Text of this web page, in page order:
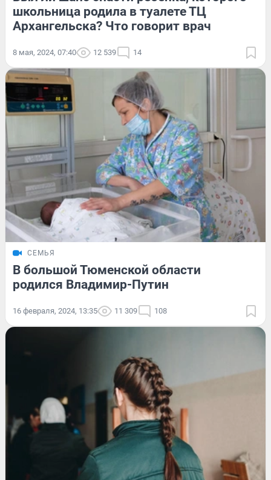
школьница родила в туалете ТЦ
Архангельска? Что говорит врач
8 мая, 2024, 07:40 12 539 14
СЕМЬЯ
В большой Тюменской области
родился Владимир-Путин
16 февраля, 2024, 13:35 11 309 108